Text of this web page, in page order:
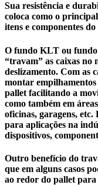
Sua resistência e
coloca como o
itens e componentes
O fundo KLT ou fundo
“travam” as caixas no
deslizamento. Com as
montar
pallet facilitando a
como também em
oficinas, garagens, etc.
para aplicações na
dispositivos,
Outro benefício do
que em alguns casos
ao redor do pallet para